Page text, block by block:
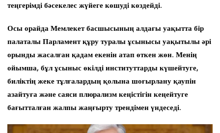
теңгерімді бәсекелес жүйеге көшуді көздейді.
Осы орайда Мемлекет басшысының алдағы уақытта бір
палаталы Парламент құру туралы ұсынысы уақытылы әрі
орынды жасалған қадам екенін атап өткен жөн. Менің
ойымша, бұл ұсыныс өкілді институттарды күшейтуге,
биліктің жеке тұлғалардың қолына шоғырлану қаупін
азайтуға және саяси плюрализм кеңістігін кеңейтуге
бағытталған жалпы жаңғырту трендімен үндеседі.